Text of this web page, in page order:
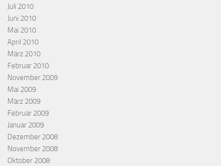
Juli 2010
Juni 2010
Mai 2010
April 2010
März 2010
Februar 2010
November 2009
Mai 2009
März 2009
Februar 2009
Januar 2009
Dezember 2008
November 2008
Oktober 2008